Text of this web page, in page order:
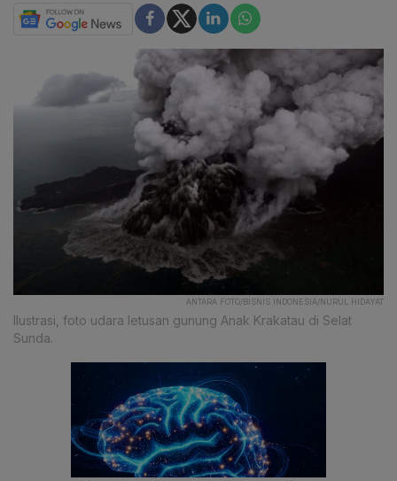
ANTARA FOTO/BISNIS INDONESIA/NURUL HIDAYAT
Ilustrasi, foto udara letusan gunung Anak Krakatau di Selat
Sunda.